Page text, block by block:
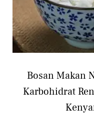
Bosan Makan
Karbohidrat